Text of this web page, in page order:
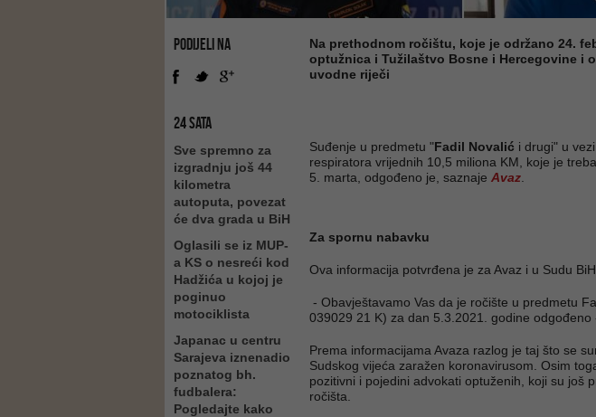
PODIJELI NA
24 SATA
Sve spremno za
izgradnju još 44
kilometra
autoputa, povezat
će dva grada u BiH
Oglasili se iz MUP-
a KS o nesreći kod
Hadžića u kojoj je
poginuo
motociklista
Japanac u centru
Sarajeva iznenadio
poznatog bh.
fudbalera:
Pogledajte kako
Na prethodnom ročištu, koje je održano 24.
optužnica i Tužilaštvo Bosne i Hercegovine i
uvodne riječi
Suđenje u predmetu "Fadil Novalić i drugi" u
respiratora vrijednih 10,5 miliona KM, koje je
5. marta, odgođeno je, saznaje Avaz
Za spornu nabavku
Ova informacija potvrđena je za Avaz i u Sudu BiH.
- Obavještavamo Vas da je ročište u predmetu
039029 21 K) za dan 5.3.2021. godine odgođeno
Prema informacijama Avaza razlog je taj što se
Sudskog vijeća zaražen koronavirusom. Osim
pozitivni i pojedini advokati optuženih, koji su još
ročišta.